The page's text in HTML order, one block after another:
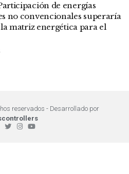
de energías
no convencionales superaría
la matriz energética para el
reservados - Desarrollado por